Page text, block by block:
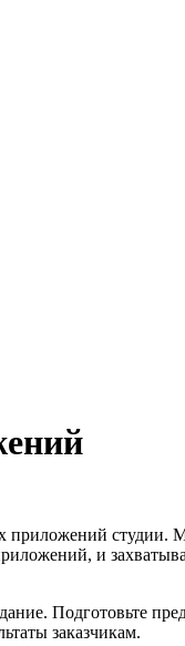
студии.
и
Подготовьте
заказчикам.